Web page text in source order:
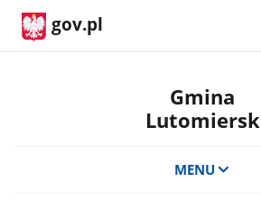
gov.pl
Gmina
Lutomiersk
MENU